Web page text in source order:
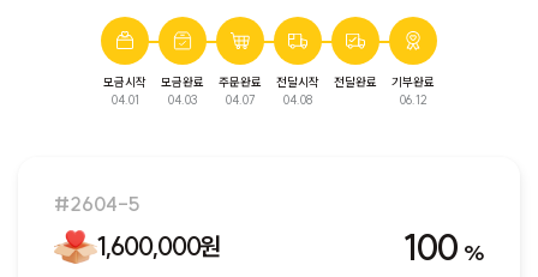
모금시작
04.01
모금완료
04.03
주문완료
04.07
전달시작
04.08
전달완료
기부완료
06.12
알림신청하기
#2604-5
1,600,000원 100 %